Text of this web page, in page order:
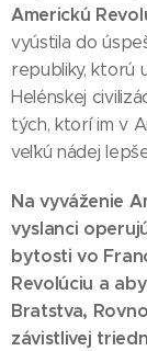
Americkú
vyústila do
republiky, ktorú
Helénskej
tých, ktorí im v
veľkú nádej
Na vyváženie
vyslanci
bytosti vo
Revolúciu a
Bratstva,
závistlivej